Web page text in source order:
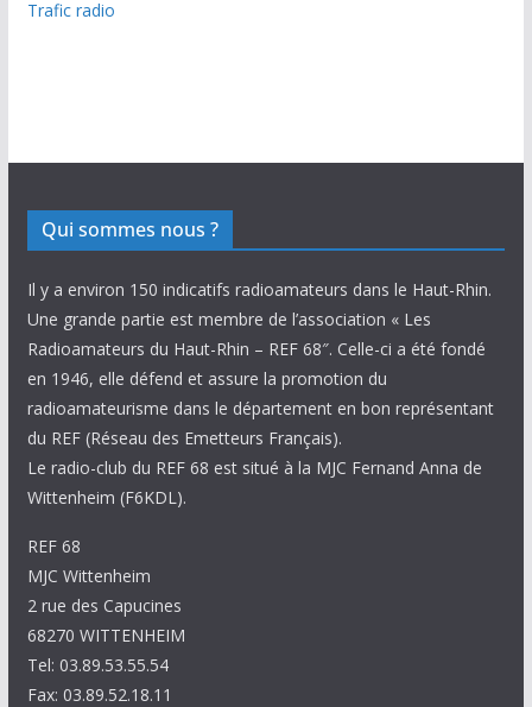
Trafic radio
Qui sommes nous ?
Il y a environ 150 indicatifs radioamateurs dans le Haut-Rhin.
Une grande partie est membre de l’association « Les
Radioamateurs du Haut-Rhin – REF 68″. Celle-ci a été fondé
en 1946, elle défend et assure la promotion du
radioamateurisme dans le département en bon représentant
du REF (Réseau des Emetteurs Français).
Le radio-club du REF 68 est situé à la MJC Fernand Anna de
Wittenheim (F6KDL).
REF 68
MJC Wittenheim
2 rue des Capucines
68270 WITTENHEIM
Tel: 03.89.53.55.54
Fax: 03.89.52.18.11